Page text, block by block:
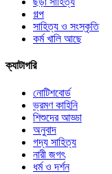
গল্প
সাহিত্য ও সংস্কৃতি
কর্ম খালি আছে
ক্যাটাগরি
নোটিশবোর্ড
ভ্রমণ কাহিনি
শিশুদের আড্ডা
অনুবাদ
গদ্য সাহিত্য
নারী জগৎ
ধর্ম ও দর্শন